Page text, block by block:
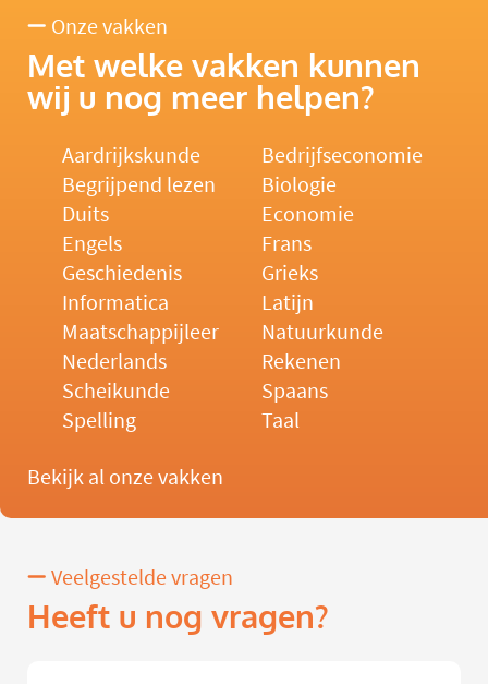
Onze vakken
Met welke vakken kunnen
wij u nog meer helpen?
Aardrijkskunde
Bedrijfseconomie
Begrijpend lezen
Biologie
Duits
Economie
Engels
Frans
Geschiedenis
Grieks
Informatica
Latijn
Maatschappijleer
Natuurkunde
Nederlands
Rekenen
Scheikunde
Spaans
Spelling
Taal
Bekijk al onze vakken
Veelgestelde vragen
Heeft u nog vragen?